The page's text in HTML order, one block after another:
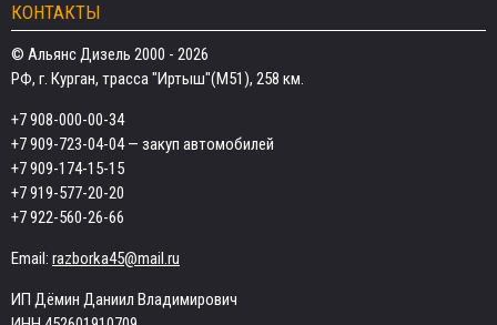
КОНТАКТЫ
© Альянс Дизель 2000 - 2026
РФ, г. Курган, трасса "Иртыш"(М51), 258 км.
+7 908-000-00-34
+7 909-723-04-04— закуп автомобилей
+7 909-174-15-15
+7 919-577-20-20
+7 922-560-26-66
Email: razborka45@mail.ru
ИП Дёмин Даниил Владимирович